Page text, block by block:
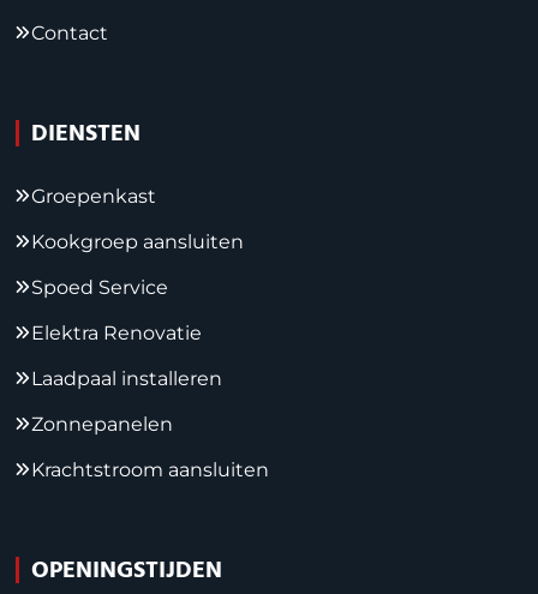
Contact
DIENSTEN
Groepenkast
Kookgroep aansluiten
Spoed Service
Elektra Renovatie
Laadpaal installeren
Zonnepanelen
Krachtstroom aansluiten
OPENINGSTIJDEN